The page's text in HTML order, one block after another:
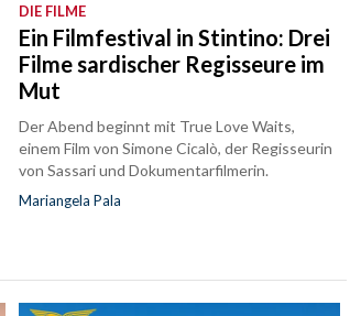
DIE FILME
Ein Filmfestival in Stintino: Drei
Filme sardischer Regisseure im
Mut
Der Abend beginnt mit True Love Waits,
einem Film von Simone Cicalò, der Regisseurin
von Sassari und Dokumentarfilmerin.
Mariangela Pala